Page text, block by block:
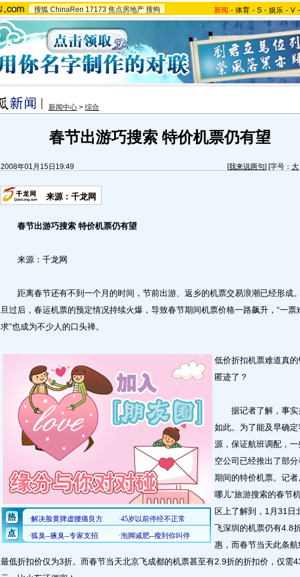
搜狐 ChinaRen 17173 焦点房地产 搜狗 新闻 - 体育 - S - 娱乐 - V -
新闻中心 > 综合
春节出游巧搜索 特价机票仍有望
2008年01月15日19:49 [我来说两句] [字号： 大
来源：千龙网
春节出游巧搜索 特价机票仍有望
来源：千龙网
距离春节还有不到一个月的时间，节前出游、返乡的机票交易浪潮已经形成
旦过后，春运机票的预定情况持续火爆，导致春节期间机票价格一路飙升，“一票
求”也成为不少人的口头禅。
低价折扣机票难道真的
匿迹了？
据记者了解，事实
如此。为了能及早确定
源，保证航班调配，一
空公司已经推出了部分
期间的特价机票。记者
哪儿”旅游搜索的春节
区上了解到，1月31日
飞深圳的机票仍有4.8
惠，而春节当天此条航
最低折扣价仅为3折。而春节当天北京飞成都的机票甚至有2.9折的折扣价，仅需